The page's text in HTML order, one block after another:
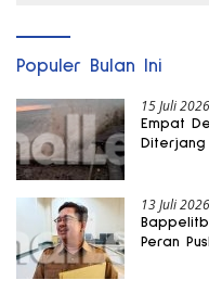
Populer Bulan Ini
15 Juli 2026
Empat
Diterjang
13 Juli 2026
Peran